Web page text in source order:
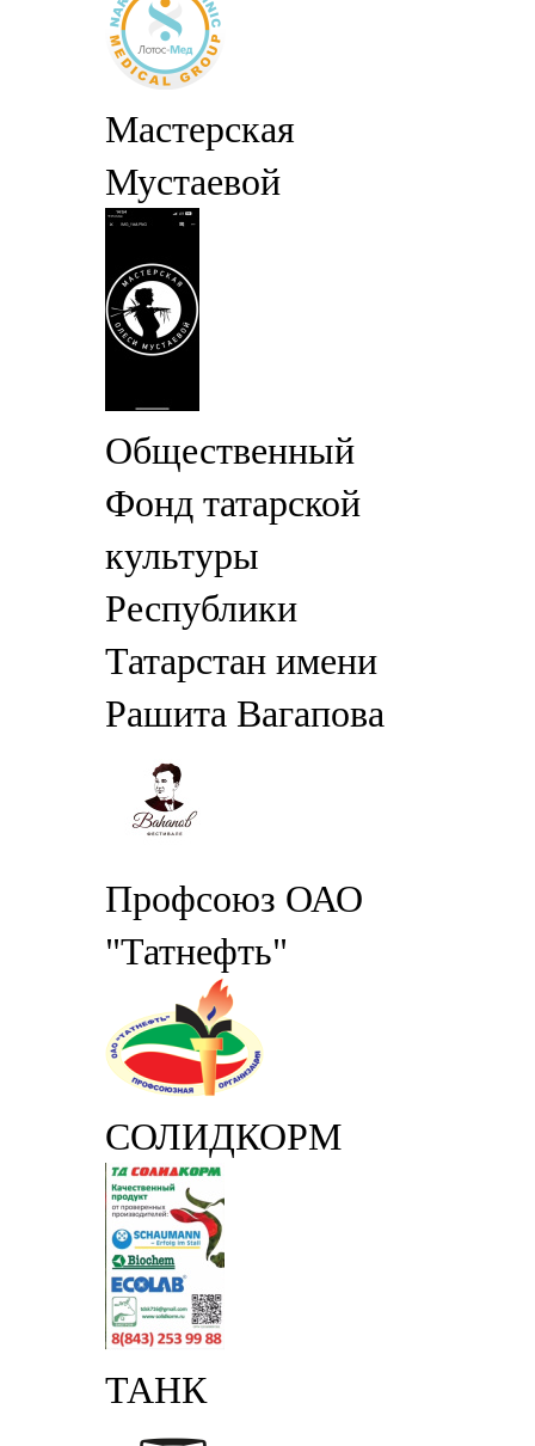
Мастерская
Мустаевой
Общественный
Фонд татарской
культуры
Республики
Татарстан имени
Рашита Вагапова
Профсоюз ОАО
"Татнефть"
СОЛИДКОРМ
ТАНК